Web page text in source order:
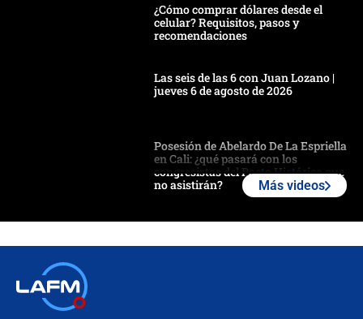
¿Cómo comprar dólares desde el
celular? Requisitos, pasos y
recomendaciones
Las seis de las 6 con Juan Lozano |
jueves 6 de agosto de 2026
Posesión de Abelardo De La Espriella
en Cali: ¿qué pasará con los
congresistas del Pacto Histórico que
no asistirán?
Más videos